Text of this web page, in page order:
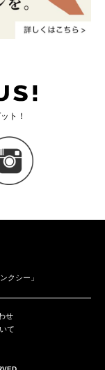
ト！
クシー」
せ
て